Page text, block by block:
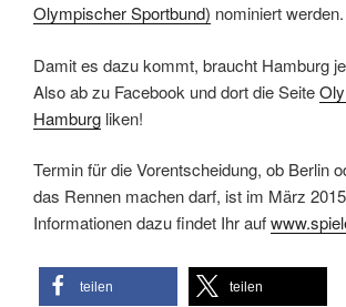
Olympischer Sportbund) nominiert werden.
Damit es dazu kommt, braucht Hamburg
Also ab zu Facebook und dort die Seite
Hamburg liken!
Termin für die Vorentscheidung, ob Berlin
das Rennen machen darf, ist im März
Informationen dazu findet Ihr auf
teilen teilen